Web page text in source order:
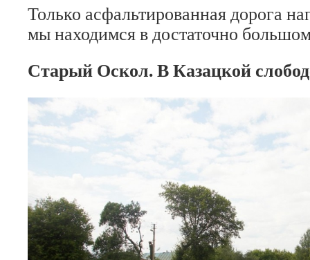
Только асфальтированная дорога
мы находимся в достаточно
Старый Оскол. В Казацкой